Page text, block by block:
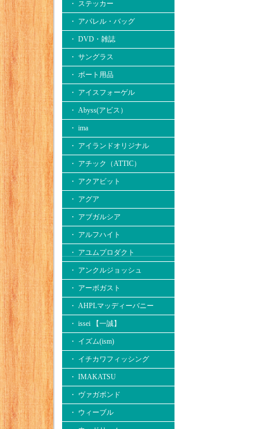
・ ステッカー
・ アパレル・バッグ
・ DVD・雑誌
・ サングラス
・ ボート用品
・ アイスフォーゲル
・ Abyss(アビス）
・ ima
・ アイランドオリジナル
・ アチック（ATTIC）
・ アクアビット
・ アグア
・ アブガルシア
・ アルフハイト
・ アユムプロダクト
・ アンクルジョッシュ
・ アーボガスト
・ AHPLマッディーバニー
・ issei 【一誠】
・ イズム(ism)
・ イチカワフィッシング
・ IMAKATSU
・ ヴァガボンド
・ ウィーブル